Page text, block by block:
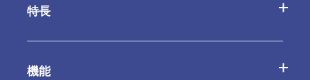
特長
desknetʼs NEOの特長
機能